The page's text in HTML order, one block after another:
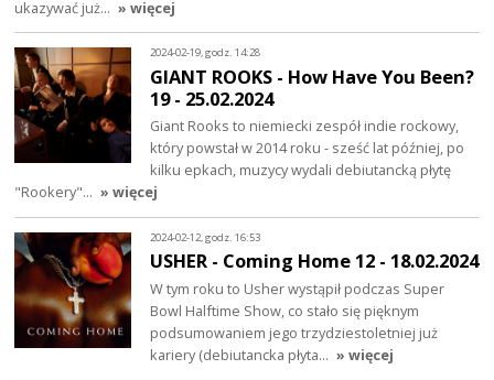
ukazywać już… » więcej
2024-02-19, godz. 14:28
GIANT ROOKS - How Have You Been?
19 - 25.02.2024
Giant Rooks to niemiecki zespół indie rockowy,
który powstał w 2014 roku - sześć lat później, po
kilku epkach, muzycy wydali debiutancką płytę
"Rookery"… » więcej
2024-02-12, godz. 16:53
USHER - Coming Home 12 - 18.02.2024
W tym roku to Usher wystąpił podczas Super
Bowl Halftime Show, co stało się pięknym
podsumowaniem jego trzydziestoletniej już
kariery (debiutancka płyta… » więcej